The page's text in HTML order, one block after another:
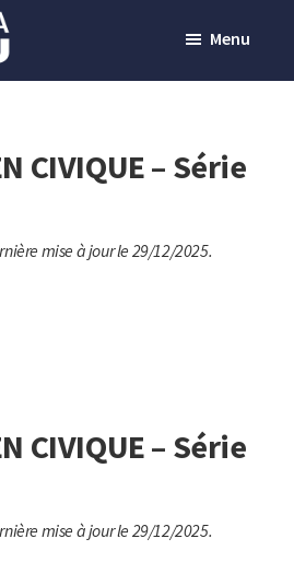
Menu
CIVIQUE – Série
mise à jour le 29/12/2025.
CIVIQUE – Série
mise à jour le 29/12/2025.